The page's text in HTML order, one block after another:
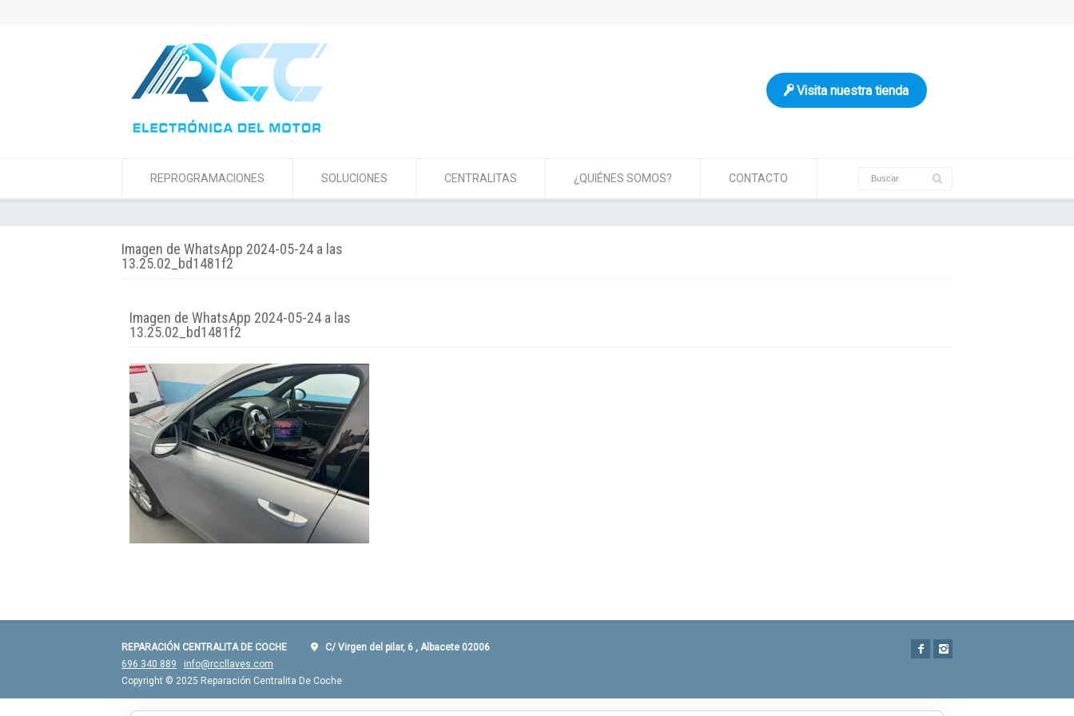
Visita nuestra tienda
REPROGRAMACIONES SOLUCIONES CENTRALITAS ¿QUIÉNES SOMOS? CONTACTO
Imagen de WhatsApp 2024-05-24 a las
13.25.02_bd1481f2
Imagen de WhatsApp 2024-05-24 a las
13.25.02_bd1481f2
REPARACIÓN CENTRALITA DE COCHE
C/ Virgen del pilar, 6 , Albacete 02006
696 340 889
info@rccllaves.com
Copyright © 2025 Reparación Centralita De Coche